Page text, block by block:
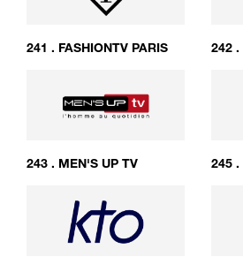
241 . FASHIONTV PARIS 242 .
243 . MEN'S UP TV 245 .